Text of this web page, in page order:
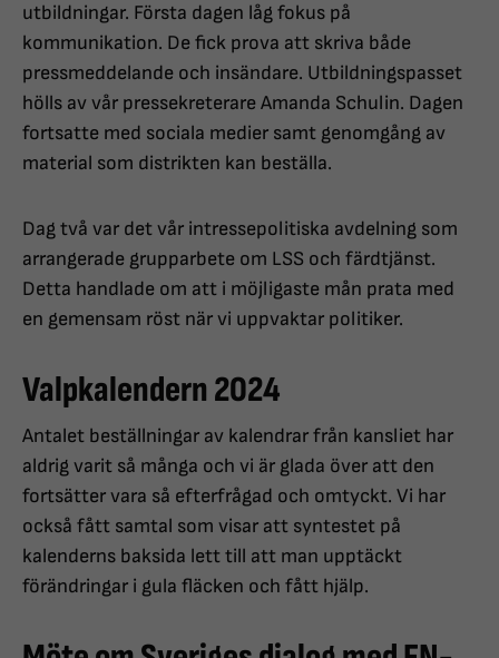
utbildningar. Första dagen låg fokus på
kommunikation. De fick prova att skriva både
pressmeddelande och insändare. Utbildningspasset
hölls av vår pressekreterare Amanda Schulin. Dagen
fortsatte med sociala medier samt genomgång av
material som distrikten kan beställa.
Dag två var det vår intressepolitiska avdelning som
arrangerade grupparbete om LSS och färdtjänst.
Detta handlade om att i möjligaste mån prata med
en gemensam röst när vi uppvaktar politiker.
Valpkalendern 2024
Antalet beställningar av kalendrar från kansliet har
aldrig varit så många och vi är glada över att den
fortsätter vara så efterfrågad och omtyckt. Vi har
också fått samtal som visar att syntestet på
kalenderns baksida lett till att man upptäckt
förändringar i gula fläcken och fått hjälp.